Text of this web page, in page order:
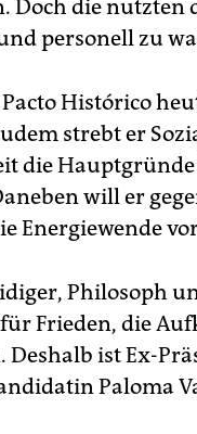
die nutzten
personell zu
Histórico
strebt er
die
will er
Energiewende
Philosoph
Frieden, die
ist Ex-
Paloma